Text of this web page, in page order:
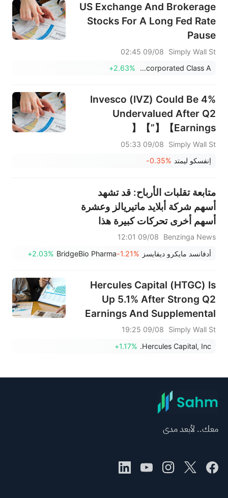
US Exchange And Brokerage
Stocks For A Long Fed Rate
Pause
Simply Wall St
09/08 02:45
Hamilton Lane Incorporated Class A
+2.63%
Invesco (IVZ) Could Be 4%
Undervalued After Q2
Earnings】【”】【
Simply Wall St
09/08 05:33
إنفسكو ليمتد -0.35%
متابعة تقلبات الأرباح: قد تشهد
أسهم شركة أبلايد ماتيريالز وعشرة
أسهم أخرى تحركات كبيرة هذا
الأسبوع
Benzinga News
09/08 12:01
أدفانسد مايكرو ديفايسز -1.21%
BridgeBio Pharma
+2.03%
Hercules Capital (HTGC) Is
Up 5.1% After Strong Q2
Earnings And Supplemental
Dividend Announcement
Simply Wall St
09/08 19:25
Hercules Capital, Inc.
+1.17%
معك.. لأبعد مدى